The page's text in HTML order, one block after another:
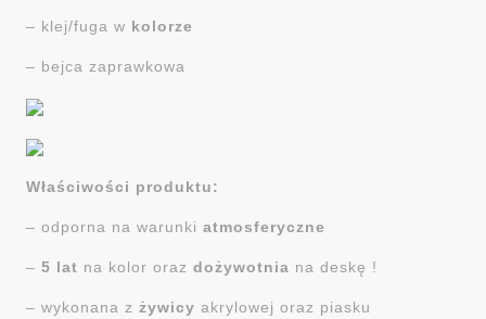
– klej/fuga w kolorze
– bejca zaprawkowa
Właściwości produktu:
– odporna na warunki atmosferyczne
– 5 lat na kolor oraz dożywotnia na deskę !
– wykonana z żywicy akrylowej oraz piasku